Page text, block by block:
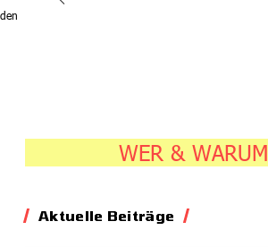
WER & WARUM
Aktuelle Beiträge